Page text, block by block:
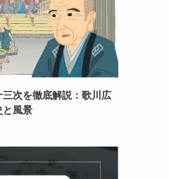
次を徹底解説：歌川広
風景